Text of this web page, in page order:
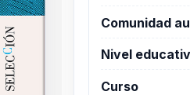
Comunidad
Nivel
Curso